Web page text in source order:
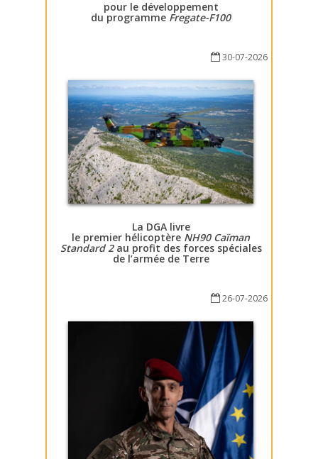
pour le développement
du programme Fregate-F100
30-07-2026
La DGA livre
le premier hélicoptère NH90 Caïman
Standard 2au profit des forces spéciales
de l’armée de Terre
26-07-2026